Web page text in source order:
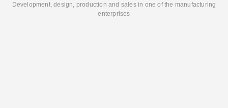
Development, design, production and sales in one of the manufacturing
enterprises